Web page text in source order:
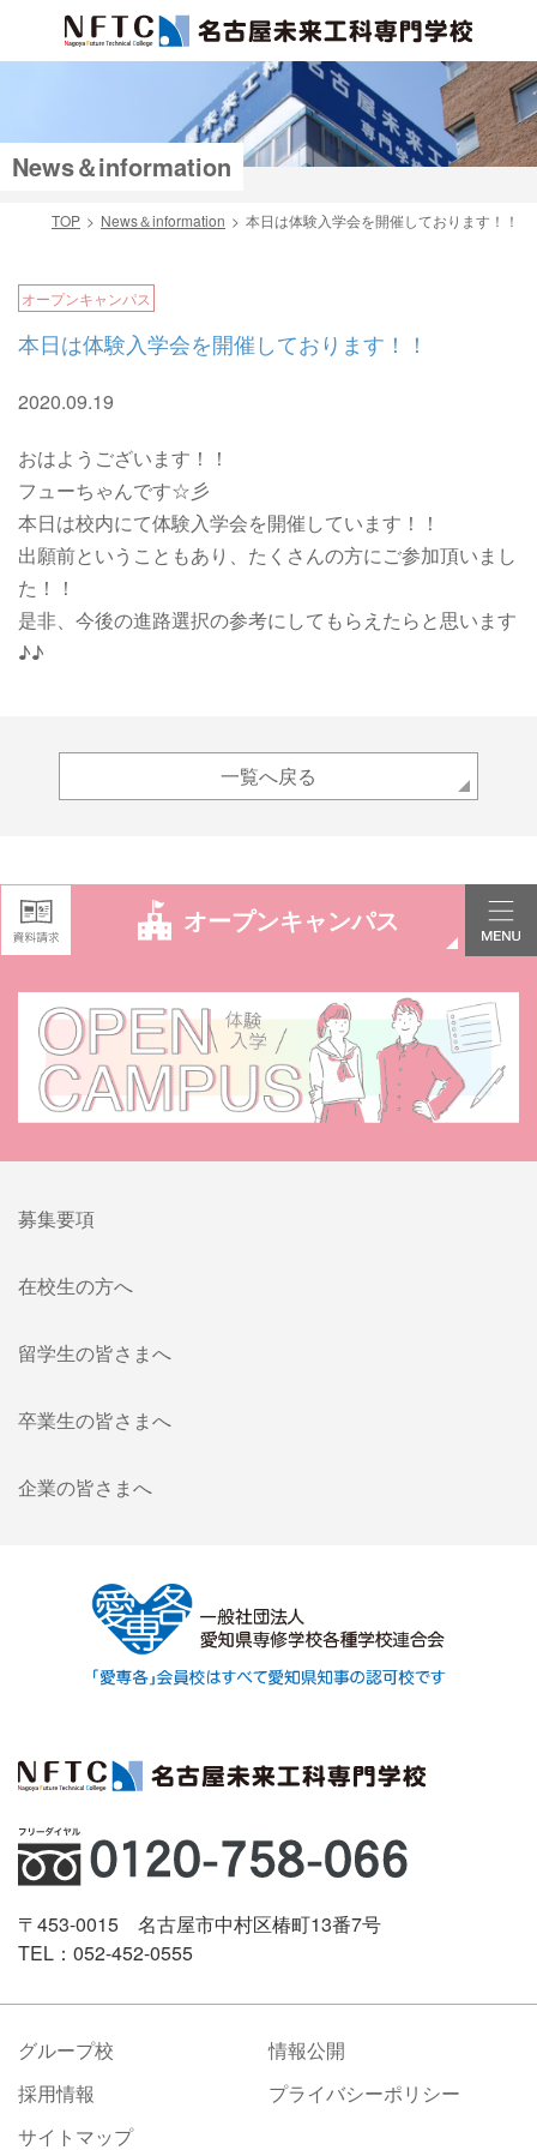
News＆information
TOP News＆information 本日は体験入学会を開催しております！！
オープンキャンパス
本日は体験入学会を開催しております！！
2020.09.19
おはようございます！！
フューちゃんです☆彡
本日は校内にて体験入学会を開催しています！！
出願前ということもあり、たくさんの方にご参加頂いまし
た！！
是非、今後の進路選択の参考にしてもらえたらと思います
♪♪
一覧へ戻る
オープンキャンパス
募集要項
在校生の方へ
留学生の皆さまへ
卒業生の皆さまへ
企業の皆さまへ
〒453-0015 名古屋市中村区椿町13番7号
TEL：052-452-0555
グループ校
情報公開
採用情報
プライバシーポリシー
サイトマップ